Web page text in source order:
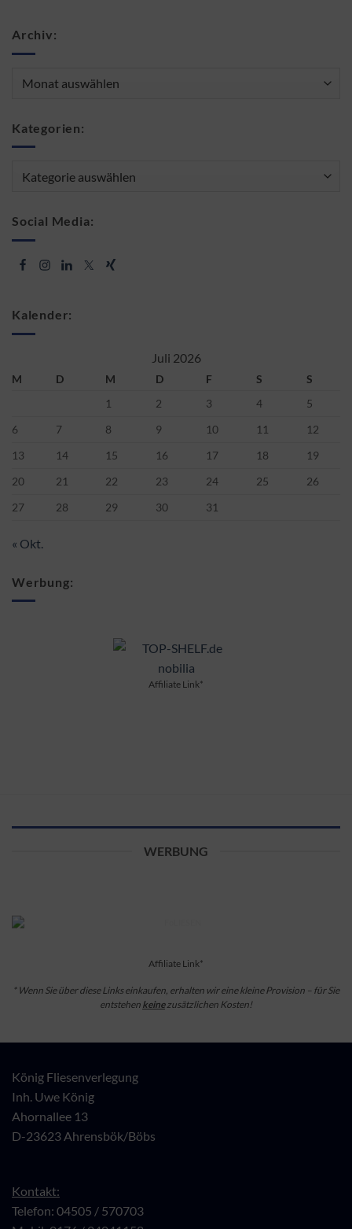
Archiv:
Kategorien:
Social Media:
Kalender:
Juli 2026
M D M D F S
S
1
2 3 4
5
6
7 8 9 10 11
12
13
14 15 16 17 18
19
20
21 22 23 24 25
26
27
28 29 30 31
« Okt.
Werbung:
Affiliate Link*
WERBUNG
Affiliate Link*
* Wenn Sie über diese Links einkaufen, erhalten wir eine kleine Provision – für Sie
entstehen keinezusätzlichen Kosten!
König Fliesenverlegung
Inh. Uwe König
Ahornallee 13
D-23623 Ahrensbök/Böbs
Kontakt:
Telefon: 04505 / 570703